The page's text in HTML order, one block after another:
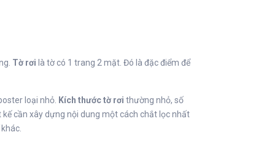
Tờ rơi là tờ có 1 trang 2 mặt. Đó là đặc điểm để
loại nhỏ. Kích thước tờ rơi thường nhỏ, số
cần xây dựng nội dung một cách chắt lọc nhất